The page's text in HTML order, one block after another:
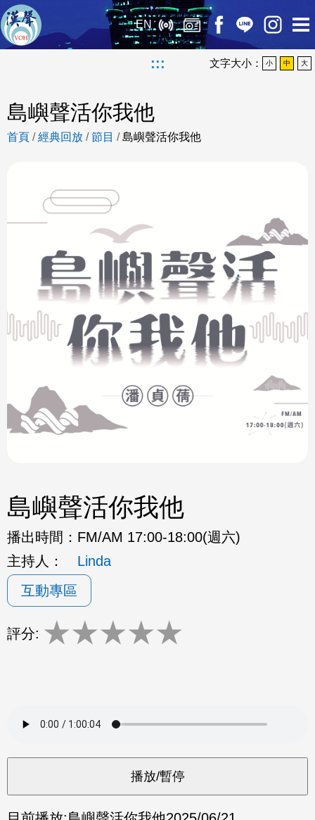
EN
::: 文字大小： 小 中 大
島嶼聲活你我他
首頁 /經典回放 /節目 /島嶼聲活你我他
島嶼聲活你我他
播出時間： FM/AM 17:00-18:00(週六)
主持人：
Linda
互動專區
評分: ★★★★★